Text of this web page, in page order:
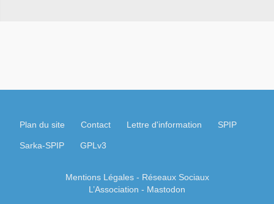
Plan du site Contact Lettre d'information SPIP
Sarka-SPIP GPLv3
Mentions Légales- Réseaux Sociaux
L’Association - Mastodon